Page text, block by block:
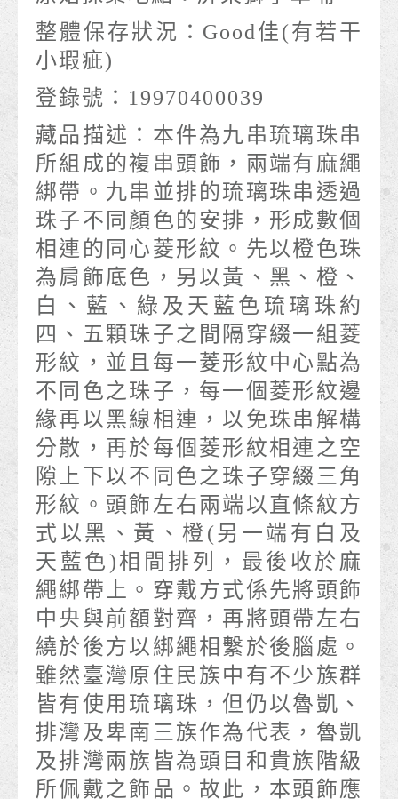
整體保存狀況： Good佳(有若干
小瑕疵)
登錄號： 19970400039
藏品描述： 本件為九串琉璃珠串
所組成的複串頭飾，兩端有麻繩
綁帶。九串並排的琉璃珠串透過
珠子不同顏色的安排，形成數個
相連的同心菱形紋。先以橙色珠
為肩飾底色，另以黃、黑、橙、
白、藍、綠及天藍色琉璃珠約
四、五顆珠子之間隔穿綴一組菱
形紋，並且每一菱形紋中心點為
不同色之珠子，每一個菱形紋邊
緣再以黑線相連，以免珠串解構
分散，再於每個菱形紋相連之空
隙上下以不同色之珠子穿綴三角
形紋。頭飾左右兩端以直條紋方
式以黑、黃、橙(另一端有白及
天藍色)相間排列，最後收於麻
繩綁帶上。穿戴方式係先將頭飾
中央與前額對齊，再將頭帶左右
繞於後方以綁繩相繫於後腦處。
雖然臺灣原住民族中有不少族群
皆有使用琉璃珠，但仍以魯凱、
排灣及卑南三族作為代表，魯凱
及排灣兩族皆為頭目和貴族階級
所佩戴之飾品。故此，本頭飾應